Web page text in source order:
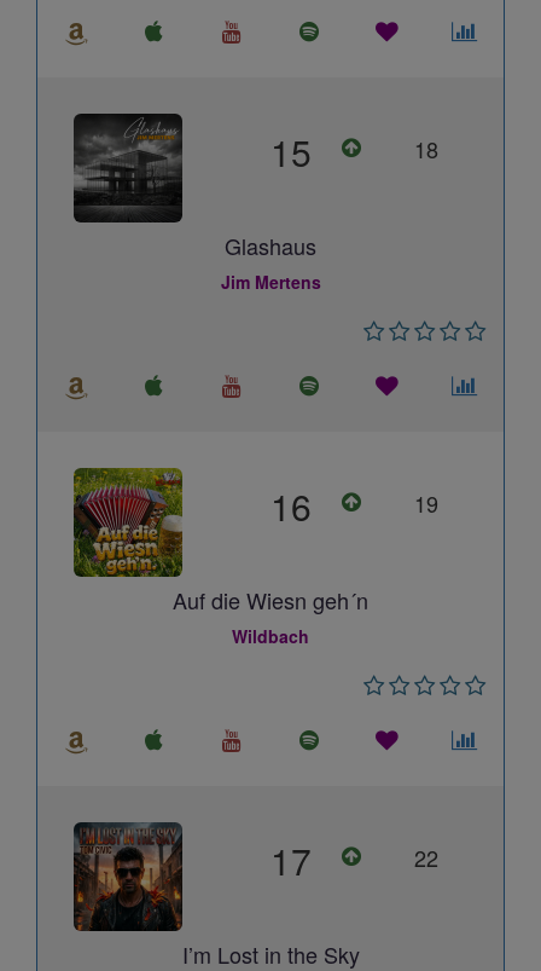
15 18
Glashaus
Jim Mertens
16 19
Auf die Wiesn geh´n
Wildbach
17 22
I’m Lost in the Sky